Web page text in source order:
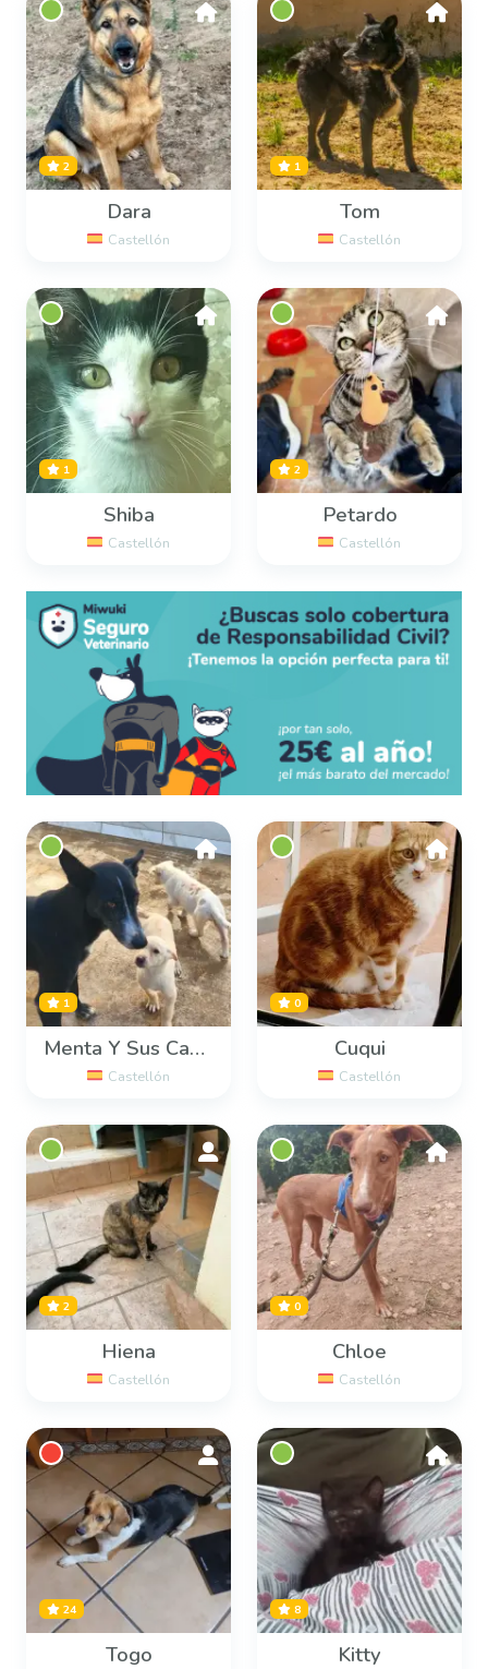
2
Dara
Castellón
1
Tom
Castellón
1
Shiba
Castellón
2
Petardo
Castellón
1
Menta Y Sus Cachorros
Castellón
0
Cuqui
Castellón
2
Hiena
Castellón
0
Chloe
Castellón
24
Togo
8
Kitty